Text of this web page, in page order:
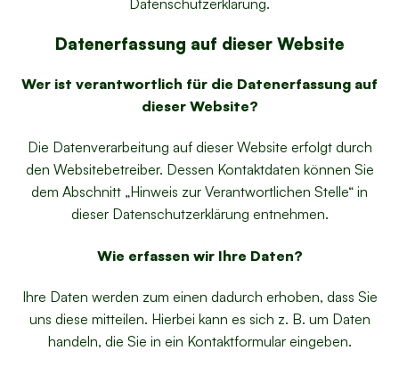
Datenschutzerklärung.
Datenerfassung auf dieser Website
Wer ist verantwortlich für die Datenerfassung auf
dieser Website?
Die Datenverarbeitung auf dieser Website erfolgt durch
den Websitebetreiber. Dessen Kontaktdaten können Sie
dem Abschnitt „Hinweis zur Verantwortlichen Stelle“ in
dieser Datenschutzerklärung entnehmen.
Wie erfassen wir Ihre Daten?
Ihre Daten werden zum einen dadurch erhoben, dass Sie
uns diese mitteilen. Hierbei kann es sich z. B. um Daten
handeln, die Sie in ein Kontaktformular eingeben.